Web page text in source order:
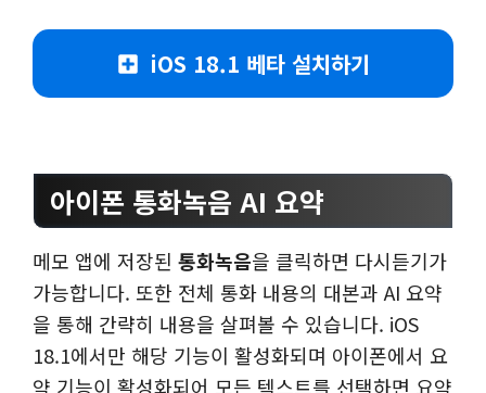
iOS 18.1 베타 설치하기
아이폰 통화녹음 AI 요약
메모 앱에 저장된 통화녹음을 클릭하면 다시듣기가
가능합니다. 또한 전체 통화 내용의 대본과 AI 요약
을 통해 간략히 내용을 살펴볼 수 있습니다. iOS
18.1에서만 해당 기능이 활성화되며 아이폰에서 요
약 기능이 활성화되어 모든 텍스트를 선택하면 요약